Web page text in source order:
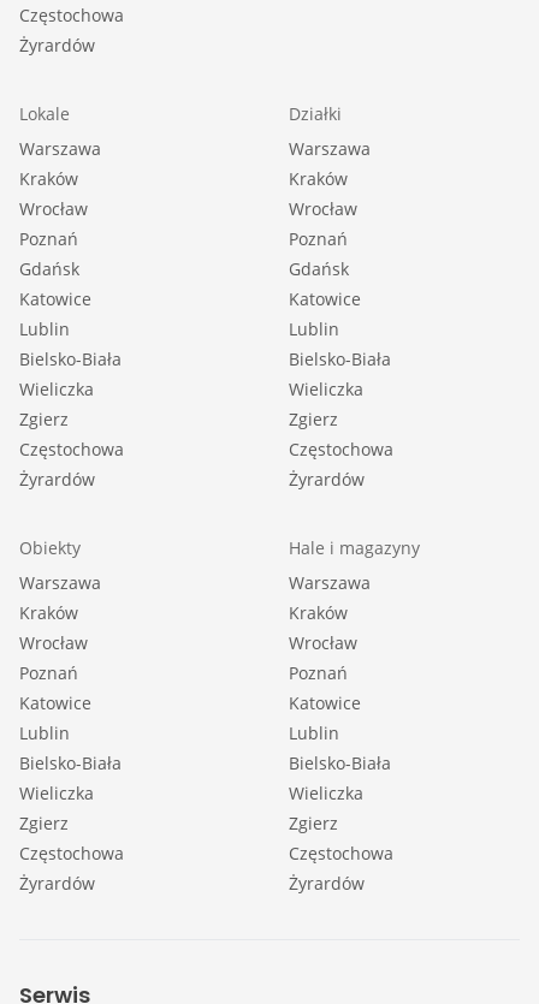
Częstochowa
Żyrardów
Lokale
Warszawa
Kraków
Wrocław
Poznań
Gdańsk
Katowice
Lublin
Bielsko-Biała
Wieliczka
Zgierz
Częstochowa
Żyrardów
Działki
Warszawa
Kraków
Wrocław
Poznań
Gdańsk
Katowice
Lublin
Bielsko-Biała
Wieliczka
Zgierz
Częstochowa
Żyrardów
Obiekty
Warszawa
Kraków
Wrocław
Poznań
Katowice
Lublin
Bielsko-Biała
Wieliczka
Zgierz
Częstochowa
Żyrardów
Hale i magazyny
Warszawa
Kraków
Wrocław
Poznań
Katowice
Lublin
Bielsko-Biała
Wieliczka
Zgierz
Częstochowa
Żyrardów
Serwis